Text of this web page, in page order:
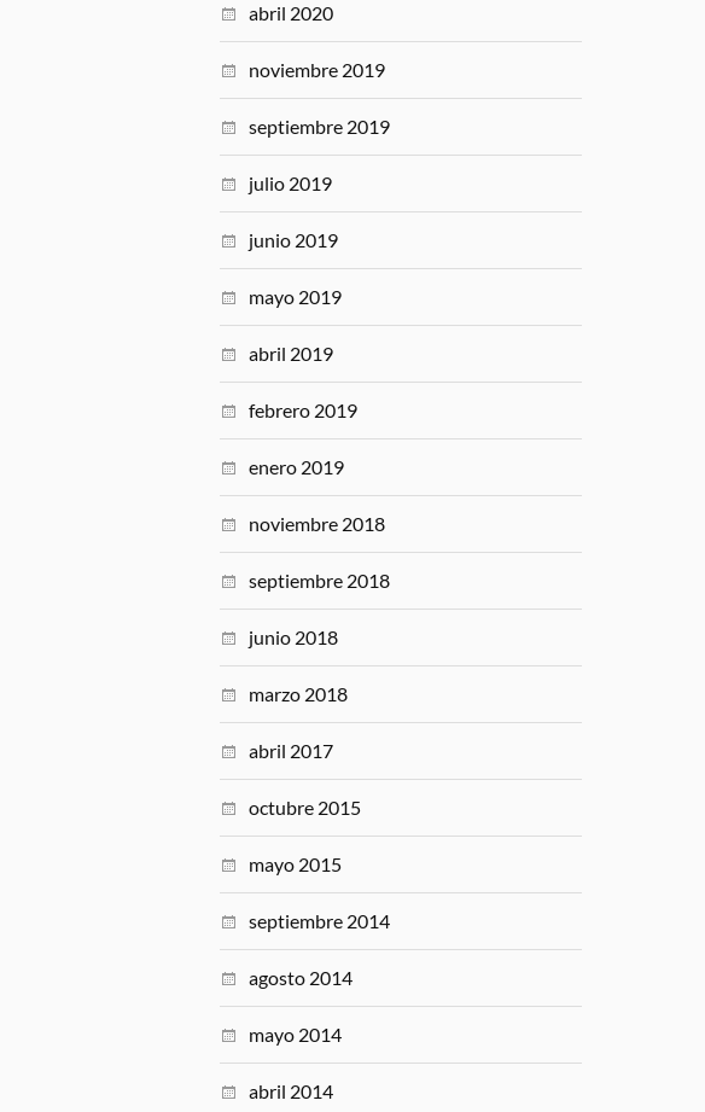
abril 2020
noviembre 2019
septiembre 2019
julio 2019
junio 2019
mayo 2019
abril 2019
febrero 2019
enero 2019
noviembre 2018
septiembre 2018
junio 2018
marzo 2018
abril 2017
octubre 2015
mayo 2015
septiembre 2014
agosto 2014
mayo 2014
abril 2014